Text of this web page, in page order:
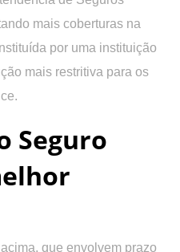
mais coberturas na
por uma instituição
mais restritiva para os
Seguro
que envolvem prazo